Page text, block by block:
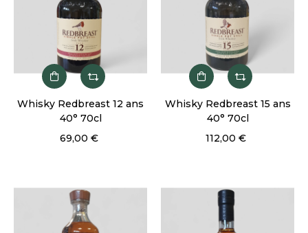
Whisky Redbreast 12 ans
40° 70cl
69,00 €
Whisky Redbreast 15 ans
40° 70cl
112,00 €